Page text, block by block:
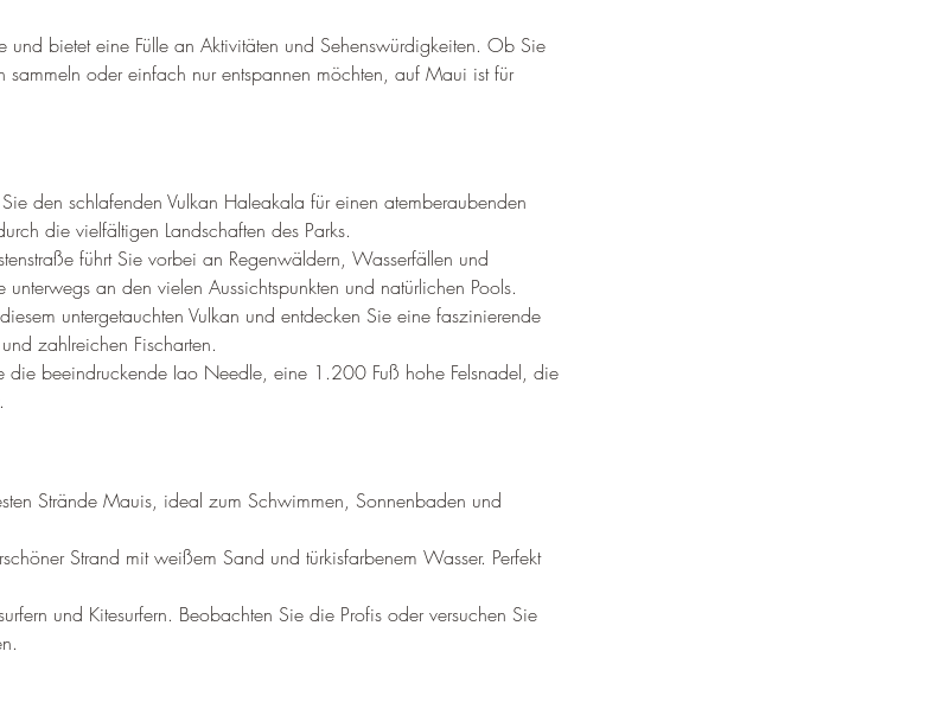
und bietet eine Fülle an Aktivitäten und Sehenswürdigkeiten. Ob Sie
sammeln oder einfach nur entspannen möchten, auf Maui ist für
Sie den schlafenden Vulkan Haleakala für einen atemberaubenden
die vielfältigen Landschaften des Parks.
führt Sie vorbei an Regenwäldern, Wasserfällen und
an den vielen Aussichtspunkten und natürlichen Pools.
untergetauchten Vulkan und entdecken Sie eine faszinierende
zahlreichen Fischarten.
die beeindruckende Iao Needle, eine 1.200 Fuß hohe Felsnadel, die
Strände Mauis, ideal zum Schwimmen, Sonnenbaden und
Strand mit weißem Sand und türkisfarbenem Wasser. Perfekt
und Kitesurfern. Beobachten Sie die Profis oder versuchen Sie